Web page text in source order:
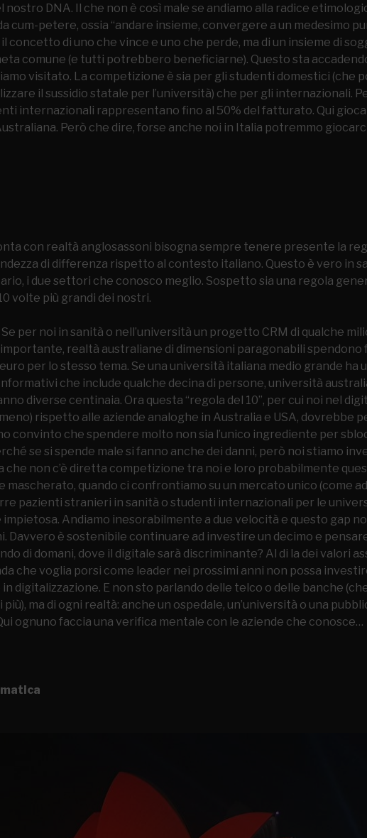
DNA. Il che non è così male se andiamo alla radice
cum-petere, ossia “andare insieme, convergere a un medesimo
il concetto di uno che vince e uno che perde, ma di un insieme di
comune (e tutti potrebbero beneficiarne). Questo sta
visitato. La competizione è sia per gli studenti domestici (che
il sussidio statale per l’università) che per gli internazionali.
internazionali rappresentano fino al 50% del fatturato. Qui gioca
Però che dire, forse anche noi in Italia potremmo
con realtà anglosassoni bisogna sempre tenere presente la
di differenza rispetto al contesto italiano. Questo è vero in
i due settori che conosco meglio. Sospetto sia una regola
volte più grandi dei nostri.
per noi in sanità o nell’università un progetto CRM di qualche
realtà australiane di dimensioni paragonabili spendono
per lo stesso tema. Se una università italiana medio grande ha
che include qualche decina di persone, università
diverse centinaia. Ora questa “regola del 10”, per cui noi nel
rispetto alle aziende analoghe in Australia e USA, dovrebbe
convinto che spendere molto non sia l’unico ingrediente per
se si spende male si fanno anche dei danni, però noi stiamo
che non c’è diretta competizione tra noi e loro probabilmente
mascherato, quando ci confrontiamo su un mercato unico (come
pazienti stranieri in sanità o studenti internazionali per le
Andiamo inesorabilmente a due velocità e questo gap
Davvero è sostenibile continuare ad investire un decimo e
di domani, dove il digitale sarà discriminante? Al di la dei valori
che voglia porsi come leader nei prossimi anni non possa
digitalizzazione. E non sto parlando delle telco o delle banche
ma di ogni realtà: anche un ospedale, un’università o una
ognuno faccia una verifica mentale con le aziende che conosce…